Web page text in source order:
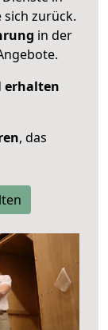
sich zurück.
in der
erhalten
, das